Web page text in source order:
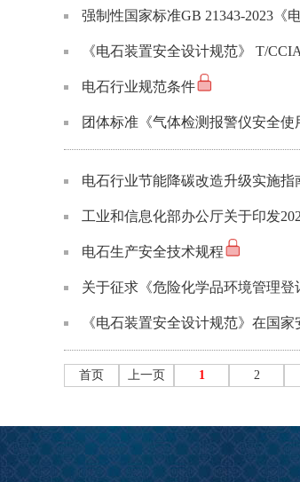
强制性国家标准GB 21343-2023《
《电石装置安全设计规范》 T/
电石行业规范条件
团体标准《气体检测报警仪安全
电石行业节能降碳改造升级实施指
工业和信息化部办公厅关于印发
电石生产安全技术规程
关于征求《危险化学品环境管理
《电石装置安全设计规范》在国
首页 上一页 1 2